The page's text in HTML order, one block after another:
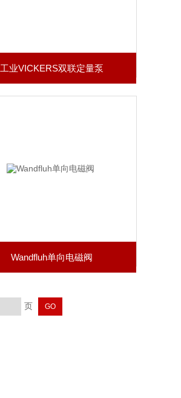
工业VICKERS双联定量泵
Wandfluh单向电磁阀
页